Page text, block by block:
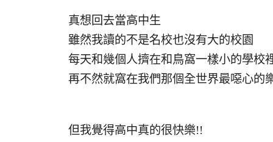
真想回去當高中生
雖然我讀的不是名校也沒有大的校園
每天和幾個人擠在和鳥窩一樣小的學校
再不然就窩在我們那個全世界最噁心的
但我覺得高中真的很快樂!!